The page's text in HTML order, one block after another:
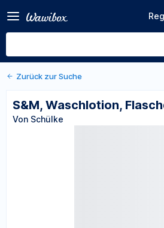
à 500 ml
Von Schülke
Zurück zur Suche
S&M, Waschlotion,
Von Schülke